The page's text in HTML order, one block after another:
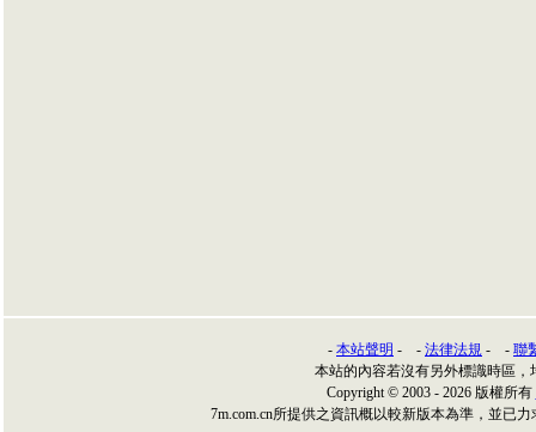
- 本站聲明 - - 法律法規 - - 聯
本站的內容若沒有另外標識時區，
Copyright © 2003 - 2026 版權所有
7m.com.cn所提供之資訊概以較新版本為準，並已